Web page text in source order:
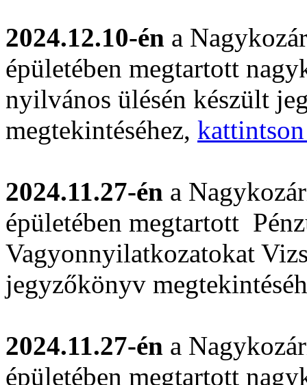
2024.12.10-én a
épületében megtartott
nyilvános ülésén készült
megtekintéséhez,
2024.11.27-én a
épületében megtartott
Vagyonnyilatkozatokat
jegyzőkönyv
2024.11.27-én a
épületében megtartott